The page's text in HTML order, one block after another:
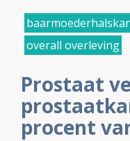
overall overleving
Prostaat
procent